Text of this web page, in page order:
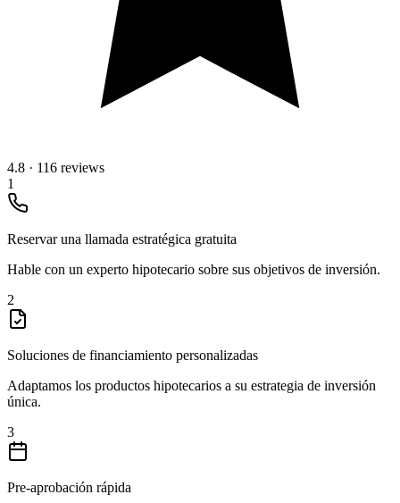
4.8 · 116 reviews
1
Reservar una llamada estratégica gratuita
Hable con un experto hipotecario sobre sus objetivos de inversión.
2
Soluciones de financiamiento personalizadas
Adaptamos los productos hipotecarios a su estrategia de inversión
única.
3
Pre-aprobación rápida